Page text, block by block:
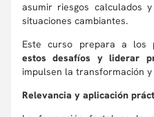
asumir riesgos calculados
situaciones cambiantes.
Este curso prepara a los
estos desafíos y liderar
impulsen la transformación
Relevancia y aplicación